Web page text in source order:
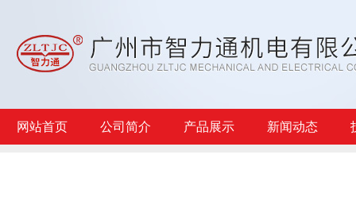
网站首页 公司简介 产品展示 新闻动态